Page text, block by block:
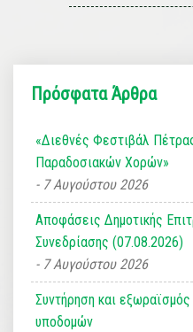
Πρόσφατα Άρθρα
«Διεθνές Φεστιβάλ
Παραδοσιακών Χορών»
7 Αυγούστου 2026
Αποφάσεις Δημοτικής
Συνεδρίασης (07.08.2026)
7 Αυγούστου 2026
Συντήρηση και
υποδομών